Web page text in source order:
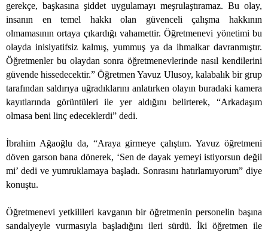
gerekçe, başkasına şiddet uygulamayı meşrulaştıramaz. Bu olay,
insanın en temel hakkı olan güvenceli çalışma hakkının
olmamasının ortaya çıkardığı vahamettir. Öğretmenevi yönetimi bu
olayda inisiyatifsiz kalmış, yummuş ya da ihmalkar davranmıştır.
Öğretmenler bu olaydan sonra öğretmenevlerinde nasıl kendilerini
güvende hissedecektir.” Öğretmen Yavuz Ulusoy, kalabalık bir grup
tarafından saldırıya uğradıklarını anlatırken olayın buradaki kamera
kayıtlarında görüntüleri ile yer aldığını belirterek, “Arkadaşım
olmasa beni linç edeceklerdi” dedi.
İbrahim Ağaoğlu da, “Araya girmeye çalıştım. Yavuz öğretmeni
döven garson bana dönerek, ‘Sen de dayak yemeyi istiyorsun değil
mi’ dedi ve yumruklamaya başladı. Sonrasını hatırlamıyorum” diye
konuştu.
Öğretmenevi yetkilileri kavganın bir öğretmenin personelin başına
sandalyeyle vurmasıyla başladığını ileri sürdü. İki öğretmen ile